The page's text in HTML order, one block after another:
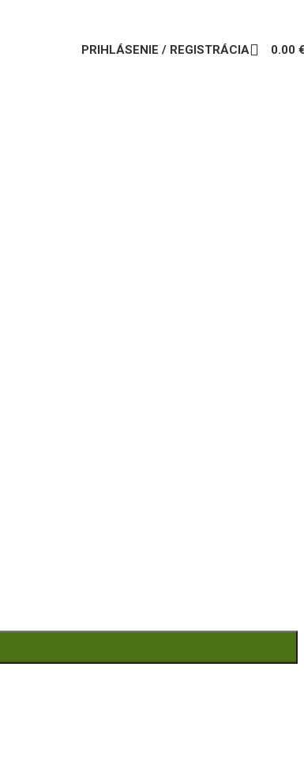
PRIHLÁSENIE / REGISTRÁCIA 0.00